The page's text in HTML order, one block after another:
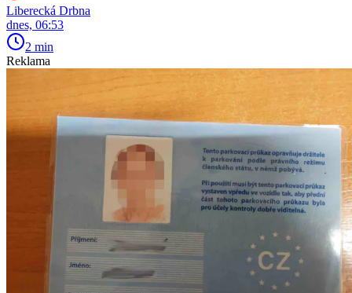
Liberecká Drbna
dnes, 06:53
2 min
Reklama